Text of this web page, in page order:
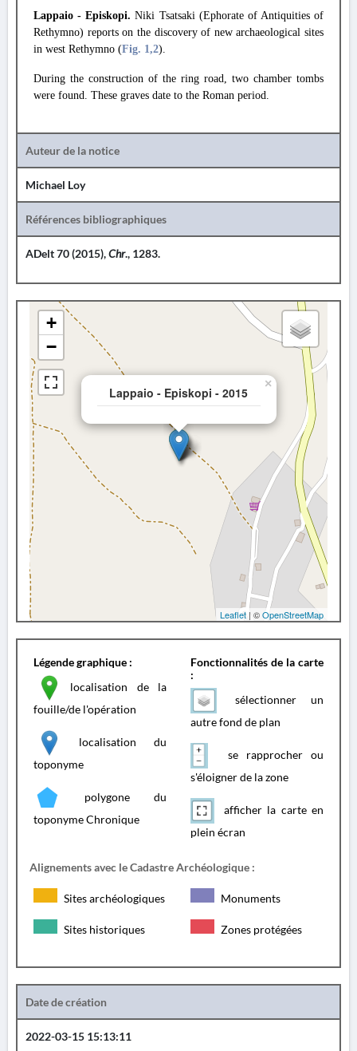
Lappaio - Episkopi.Niki Tsatsaki (Ephorate of Antiquities of
Rethymno) reports on the discovery of new archaeological sites
in west Rethymno (Fig. 1,2).
During the construction of the ring road, two chamber tombs
were found. These graves date to the Roman period.
Auteur de la notice
Michael Loy
Références bibliographiques
ADelt 70 (2015),Chr., 1283.
Lappaio - Episkopi - 2015
×
+
−
Leaflet | ©OpenStreetMap
Légende graphique :
localisation de la
fouille/de l'opération
localisation du
toponyme
polygone du
toponyme Chronique
Fonctionnalités de la carte
:
sélectionner un
autre fond de plan
se rapprocher ou
s'éloigner de la zone
afficher la carte en
plein écran
Alignements avec le Cadastre Archéologique :
Sites archéologiques Monuments
Sites historiques Zones protégées
Date de création
2022-03-15 15:13:11